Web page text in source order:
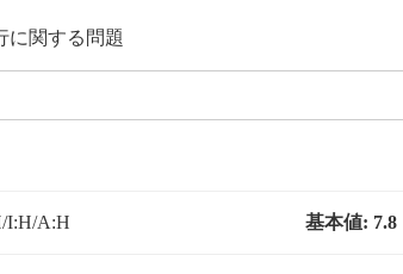
に関する問題
I:H/A:H 基本値: 7.8